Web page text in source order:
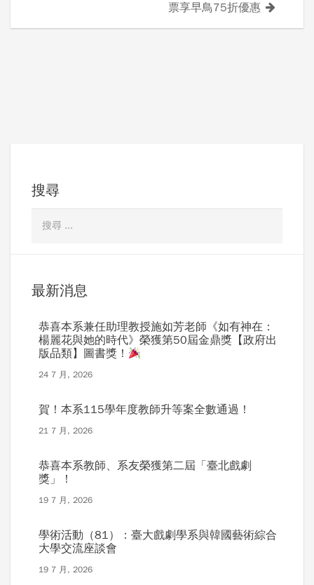
覽
票享早鳥75折優惠
搜尋
最新消息
恭喜本系兼任助理教授施如芳老師《如有神在：
楊麗花與她的時代》榮獲第50屆金鼎獎【政府出
版品類】圖書獎！
24 7 月, 2026
賀！本系115學年度教師升等案全數通過！
21 7 月, 2026
恭喜本系教師、系友榮獲第二屆「臺北戲劇
獎」！
19 7 月, 2026
學術活動（81）：臺大戲劇學系與韓國藝術綜合
大學交流座談會
19 7 月, 2026